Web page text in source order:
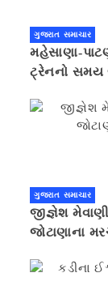
ગુજરાત સમાચાર
મહેસાણા-
ટ્રેનનો સમય
ગુજરાત સમાચાર
જીજ્ઞેશ
જોટાણાના